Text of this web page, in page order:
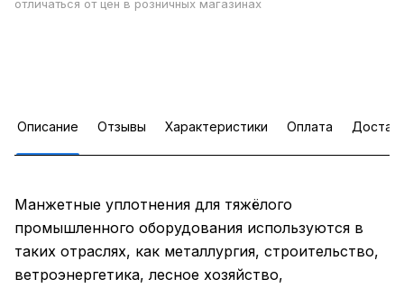
отличаться от цен в розничных магазинах
Описание Отзывы Характеристики Оплата
Манжетные уплотнения для тяжёлого
промышленного оборудования используются в
таких отраслях, как металлургия, строительство,
ветроэнергетика, лесное хозяйство,